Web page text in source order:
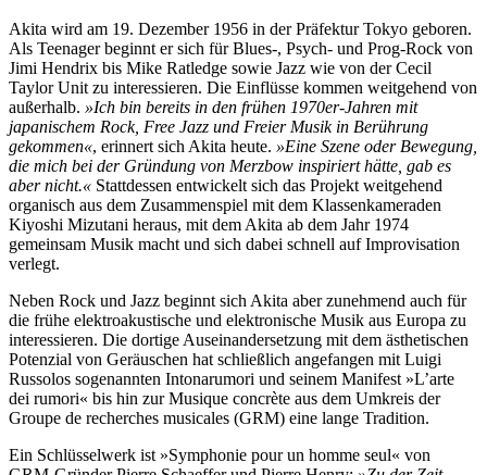
Akita wird am 19. Dezember 1956 in der Präfektur Tokyo geboren.
Als Teenager beginnt er sich für Blues-, Psych- und Prog-Rock von
Jimi Hendrix bis Mike Ratledge sowie Jazz wie von der Cecil
Taylor Unit zu interessieren. Die Einflüsse kommen weitgehend von
außerhalb. »Ich bin bereits in den frühen 1970er-Jahren mit
japanischem Rock, Free Jazz und Freier Musik in Berührung
gekommen«, erinnert sich Akita heute. »Eine Szene oder Bewegung,
die mich bei der Gründung von Merzbow inspiriert hätte, gab es
aber nicht.« Stattdessen entwickelt sich das Projekt weitgehend
organisch aus dem Zusammenspiel mit dem Klassenkameraden
Kiyoshi Mizutani heraus, mit dem Akita ab dem Jahr 1974
gemeinsam Musik macht und sich dabei schnell auf Improvisation
verlegt.
Neben Rock und Jazz beginnt sich Akita aber zunehmend auch für
die frühe elektroakustische und elektronische Musik aus Europa zu
interessieren. Die dortige Auseinandersetzung mit dem ästhetischen
Potenzial von Geräuschen hat schließlich angefangen mit Luigi
Russolos sogenannten Intonarumori und seinem Manifest »L’arte
dei rumori« bis hin zur Musique concrète aus dem Umkreis der
Groupe de recherches musicales (GRM) eine lange Tradition.
Ein Schlüsselwerk ist »Symphonie pour un homme seul« von